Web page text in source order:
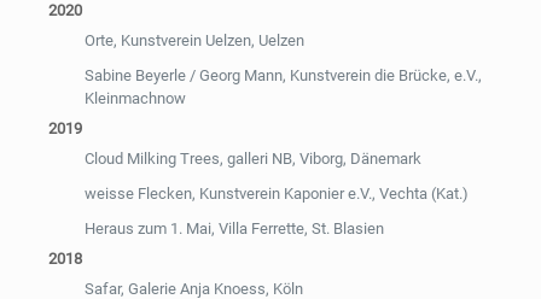
2020
Orte, Kunstverein Uelzen, Uelzen
Sabine Beyerle / Georg Mann, Kunstverein die Brücke, e.V.,
Kleinmachnow
2019
Cloud Milking Trees, galleri NB, Viborg, Dänemark
weisse Flecken, Kunstverein Kaponier e.V., Vechta (Kat.)
Heraus zum 1. Mai, Villa Ferrette, St. Blasien
2018
Safar, Galerie Anja Knoess, Köln